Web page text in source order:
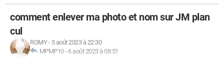
comment enlever ma photo et nom sur JM plan
cul
ROMY- 5 août 2023 à 22:30
MPMP10- 6 août 2023 à 08:51